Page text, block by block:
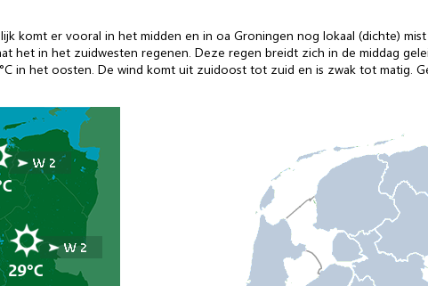
komt er vooral in het midden en in oa Groningen nog lokaal (dichte)
het in het zuidwesten regenen. Deze regen breidt zich in de middag
in het oosten. De wind komt uit zuidoost tot zuid en is zwak tot matig.